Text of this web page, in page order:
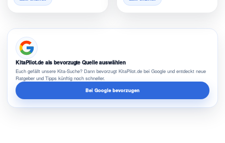
KitaPilot.de als bevorzugte Quelle auswählen
Euch gefällt unsere Kita-Suche? Dann bevorzugt KitaPilot.de bei Google und entdeckt neue
Ratgeber und Tipps künftig noch schneller.
Bei Google bevorzugen